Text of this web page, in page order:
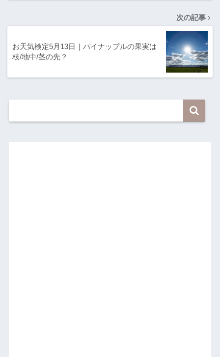
次の記事
お天気検定5月13日｜パイナップルの果実は
枝/地中/茎の先？